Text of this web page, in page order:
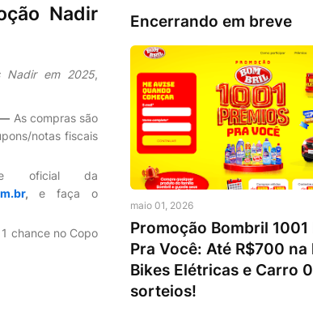
Nadir
Nadir em 2025,
— As compras são
notas fiscais
oficial da
, e faça o
chance no Copo
Encerrando em breve
maio 01, 2026
Promoção Bombril 1001
Pra Você: Até R$700 na
Bikes Elétricas e Carro
sorteios!